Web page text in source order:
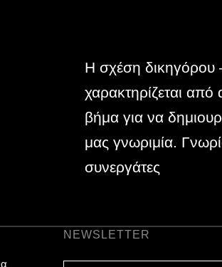
Η σχέση δικηγόρου
χαρακτηρίζεται
βήμα για να
μας γνωριμία.
συνεργάτες
NEWSLETTER